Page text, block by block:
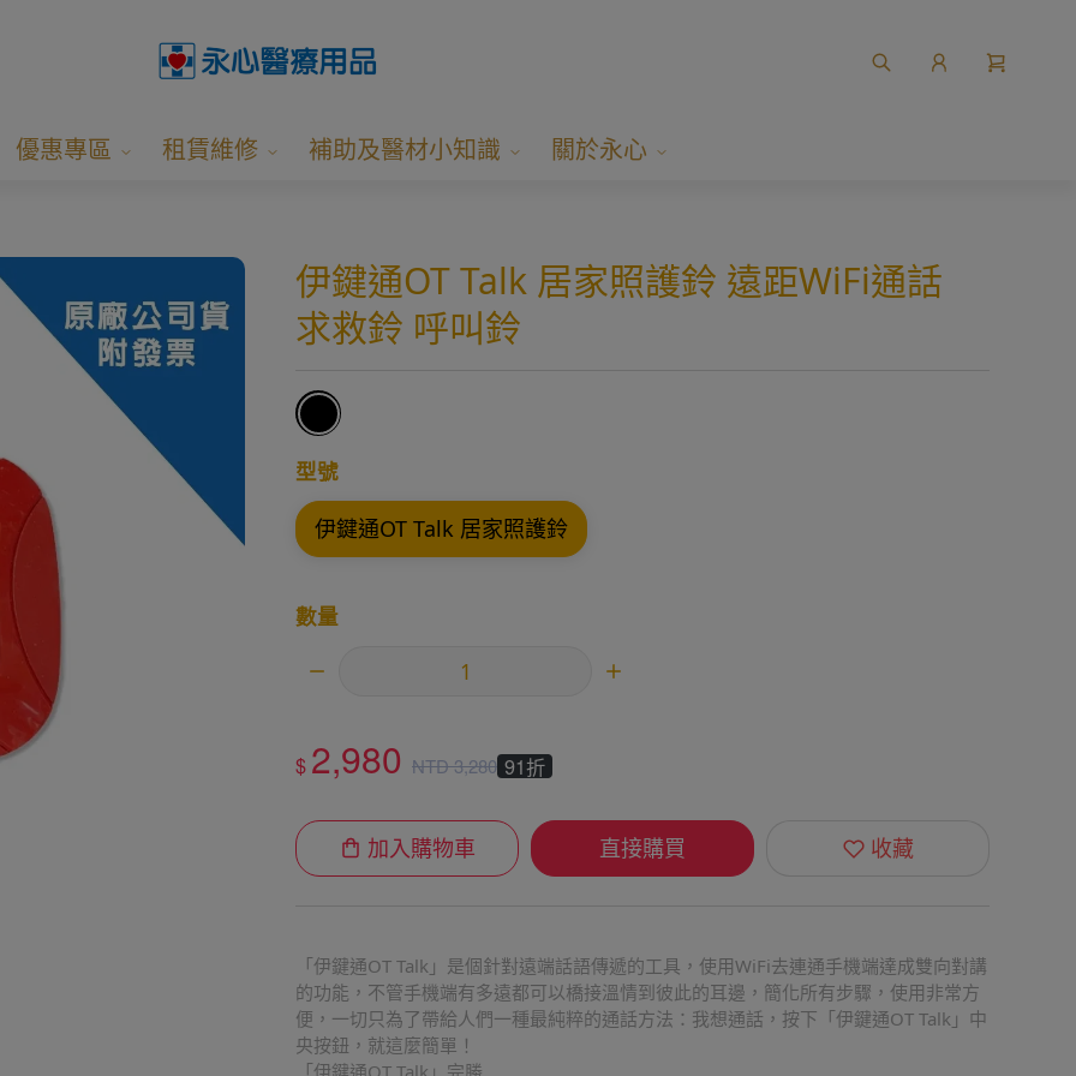
優惠專區 租賃維修 補助及醫材小知識 關於永心
伊鍵通OT Talk 居家照護鈴 遠距WiFi通話
求救鈴 呼叫鈴
型號
伊鍵通OT Talk 居家照護鈴
數量
$ 2,980 NTD3,280 91折
加入購物車 直接購買 收藏
「伊鍵通OT Talk」是個針對遠端話語傳遞的工具，使用WiFi去連通手機端達成雙向對講
的功能，不管手機端有多遠都可以橋接溫情到彼此的耳邊，簡化所有步驟，使用非常方
便，一切只為了帶給人們一種最純粹的通話方法：我想通話，按下「伊鍵通OT Talk」中
央按鈕，就這麼簡單！
「伊鍵通OT Talk」完勝